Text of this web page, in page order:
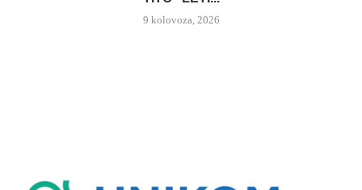
9 kolovoza, 2026